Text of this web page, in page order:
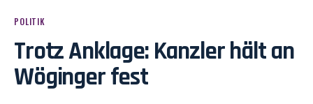
POLITIK
Trotz Anklage: Kanzler hält an
Wöginger fest